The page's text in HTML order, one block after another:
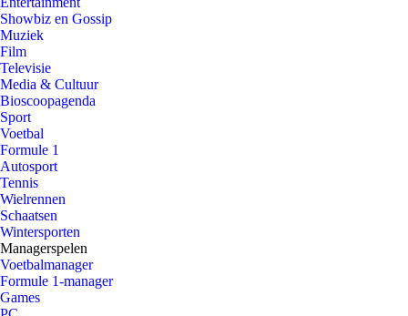
Showbiz en Gossip
Muziek
Film
Televisie
Media & Cultuur
Bioscoopagenda
Sport
Voetbal
Formule 1
Autosport
Tennis
Wielrennen
Schaatsen
Wintersporten
Managerspelen
Voetbalmanager
Formule 1-manager
Games